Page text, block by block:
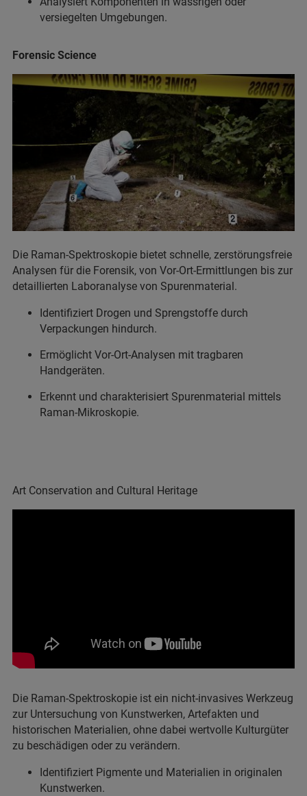
versiegelten Umgebungen.
Forensic Science
Die Raman-Spektroskopie bietet schnelle, zerstörungsfreie
Analysen für die Forensik, von Vor-Ort-Ermittlungen bis zur
detaillierten Laboranalyse von Spurenmaterial.
Identifiziert Drogen und Sprengstoffe durch
Verpackungen hindurch.
Ermöglicht Vor-Ort-Analysen mit tragbaren
Handgeräten.
Erkennt und charakterisiert Spurenmaterial mittels
Raman-Mikroskopie.
Art Conservation and Cultural Heritage
Die Raman-Spektroskopie ist ein nicht-invasives Werkzeug
zur Untersuchung von Kunstwerken, Artefakten und
historischen Materialien, ohne dabei wertvolle Kulturgüter
zu beschädigen oder zu verändern.
Identifiziert Pigmente und Materialien in originalen
Kunstwerken.